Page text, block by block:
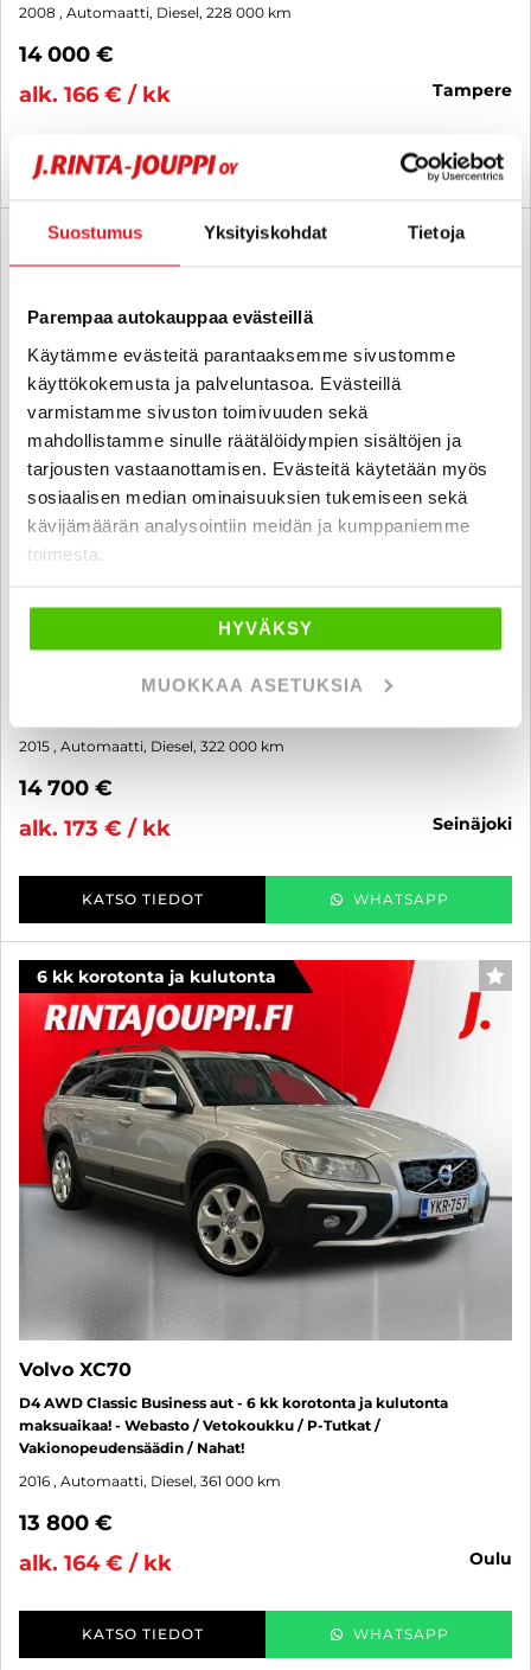
Suostumus Yksityiskohdat Tietoja
Parempaa autokauppaa evästeillä
Käytämme evästeitä parantaaksemme sivustomme
käyttökokemusta ja palveluntasoa. Evästeillä
varmistamme sivuston toimivuuden sekä
mahdollistamme sinulle räätälöidympien sisältöjen ja
tarjousten vastaanottamisen. Evästeitä käytetään myös
sosiaalisen median ominaisuuksien tukemiseen sekä
kävijämäärän analysointiin meidän ja kumppaniemme
toimesta.
HYVÄKSY
MUOKKAA ASETUKSIA
2008 , Automaatti, Diesel, 228 000 km
14 000 €
alk. 166 € / kk
tampere
KATSO TIEDOT WHATSAPP
6 kk korotonta ja kulutonta
- ACC, BLIS, WEBASTO, KOUKKU, RATINLÄMMITIN, HIENO
2015 , Automaatti, Diesel, 322 000 km
14 700 €
alk. 173 € / kk
seinäjoki
KATSO TIEDOT WHATSAPP
6 kk korotonta ja kulutonta
Volvo XC70
D4 AWD Classic Business aut - 6 kk korotonta ja kulutonta
maksuaikaa! - Webasto / Vetokoukku / P-Tutkat /
Vakionopeudensäädin / Nahat!
2016 , Automaatti, Diesel, 361 000 km
13 800 €
alk. 164 € / kk
oulu
KATSO TIEDOT WHATSAPP